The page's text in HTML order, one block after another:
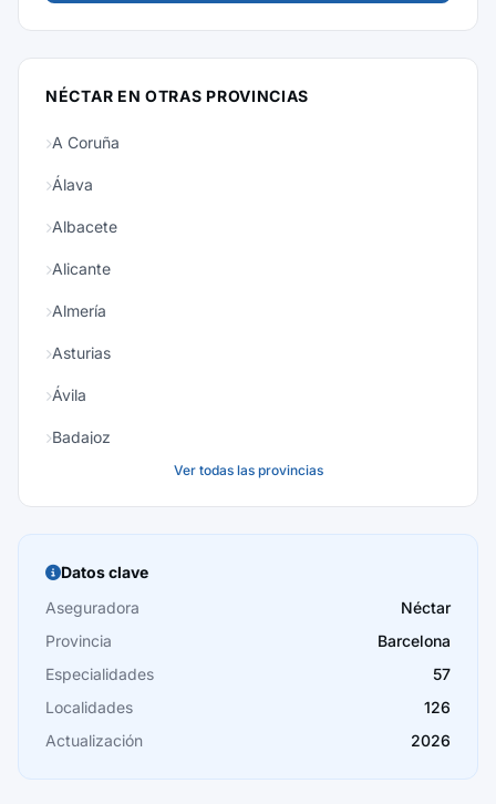
NÉCTAR EN OTRAS PROVINCIAS
A Coruña
Álava
Albacete
Alicante
Almería
Asturias
Ávila
Badajoz
Burgos
Cáceres
Cádiz
Cantabria
Castellón
Ver todas las provincias
Datos clave
Aseguradora
Néctar
Provincia
Barcelona
Especialidades
57
Localidades
126
Actualización
2026